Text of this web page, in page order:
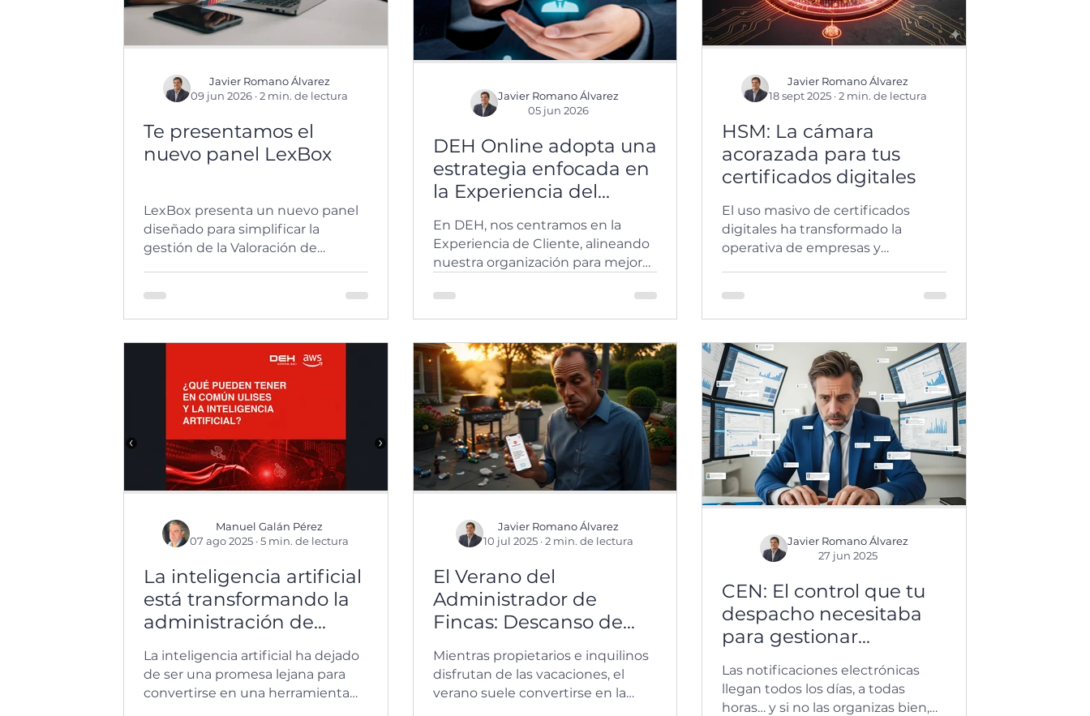
Javier Romano Álvarez
09 jun 2026 ·2 min. de lectura
Te presentamos el
nuevo panel LexBox
LexBox presenta un nuevo panel
diseñado para simplificar la
gestión de la Valoración de
búsquedas más rápidas, mayor
seguridad, más control sobre los
procesos y una experiencia de uso
renovada. Para mostrar sus
principales funcionalidades, DEH
Online ha preparado un vídeo
interactivo que permite explorar
Javier Romano Álvarez
05 jun 2026
DEH Online adopta una
estrategia enfocada en
la Experiencia del
Cliente, colocando al
cliente en el centro de
todas nuestras
En DEH, nos centramos en la
Experiencia de Cliente, alineando
nuestra organización para mejorar
Javier Romano Álvarez
18 sept 2025 ·2 min. de lectura
HSM: La cámara
acorazada para tus
certificados digitales
El uso masivo de certificados
digitales ha transformado la
operativa de empresas y
vulnerabilidad de su custodia.
Frente a este riesgo, tecnologías
como el HSM plantean un cambio
de paradigma en la protección de
la identidad digital.
Manuel Galán Pérez
07 ago 2025 ·5 min. de lectura
La inteligencia artificial
está transformando la
administración de
en PowerPoint)
La inteligencia artificial ha dejado
de ser una promesa lejana para
convertirse en una herramienta
Javier Romano Álvarez
10 jul 2025 ·2 min. de lectura
El Verano del
Administrador de
Fincas: Descanso de
Perfecta de otros
Mientras propietarios e inquilinos
disfrutan de las vacaciones, el
verano suele convertirse en la
Javier Romano Álvarez
27 jun 2025
CEN: El control que tu
despacho necesitaba
para gestionar
electrónicas
Las notificaciones electrónicas
llegan todos los días, a todas
horas… y si no las organizas bien,